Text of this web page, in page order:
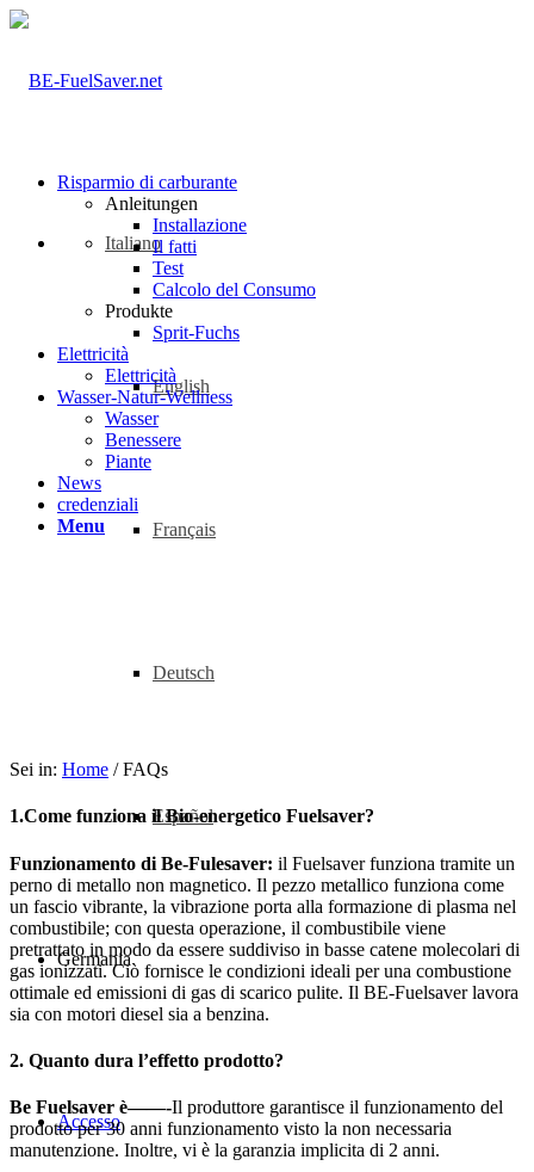
Italiano
English
Français
Deutsch
Español
Germania
Accesso
Risparmio di carburante
Anleitungen
Installazione
Il fatti
Test
Calcolo del Consumo
Produkte
Sprit-Fuchs
Elettricità
Elettricità
Wasser-Natur-Wellness
Wasser
Benessere
Piante
News
credenziali
Menu
Sei in: Home / FAQs
1.Come funziona il Bio-energetico Fuelsaver?
Funzionamento di Be-Fulesaver: il Fuelsaver funziona tramite un
perno di metallo non magnetico. Il pezzo metallico funziona come
un fascio vibrante, la vibrazione porta alla formazione di plasma nel
combustibile; con questa operazione, il combustibile viene
pretrattato in modo da essere suddiviso in basse catene molecolari di
gas ionizzati. Ciò fornisce le condizioni ideali per una combustione
ottimale ed emissioni di gas di scarico pulite. Il BE-Fuelsaver lavora
sia con motori diesel sia a benzina.
2. Quanto dura l’effetto prodotto?
Be Fuelsaver è——-Il produttore garantisce il funzionamento del
prodotto per 30 anni funzionamento visto la non necessaria
manutenzione. Inoltre, vi è la garanzia implicita di 2 anni.